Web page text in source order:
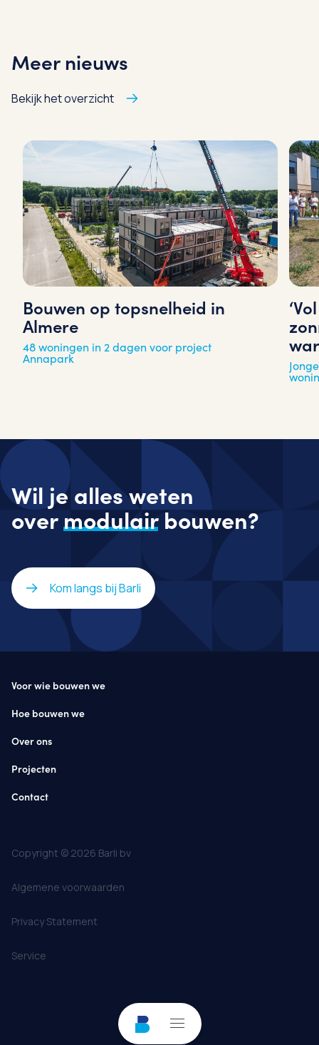
Meer nieuws
Bekijk het overzicht
Bouwen op topsnelheid in
Almere
48 woningen in 2 dagen voor project
Annapark
Wil je alles weten
overmodulairbouwen?
Kom langs bij Barli
Voor wie bouwen we
Hoe bouwen we
Over ons
Projecten
Contact
Copyright © 2026 Barli bv
Algemene voorwaarden
Privacy Statement
Service